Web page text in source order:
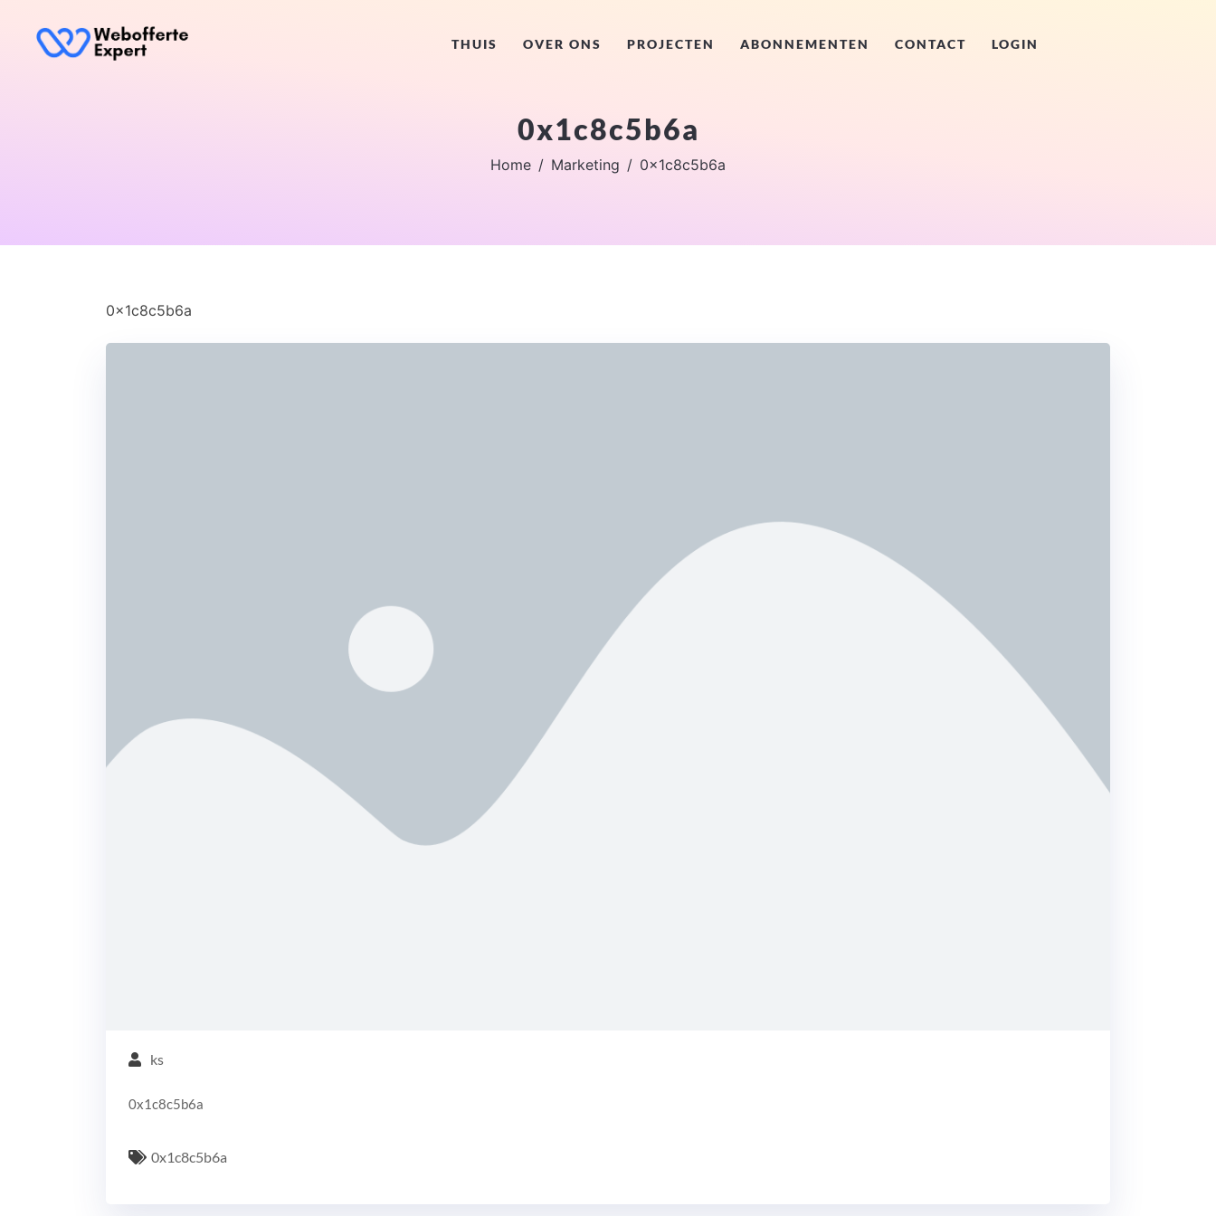
THUIS OVER ONS PROJECTEN ABONNEMENTEN CONTACT LOGIN
0x1c8c5b6a
Home Marketing 0x1c8c5b6a
0x1c8c5b6a
ks
0x1c8c5b6a
0x1c8c5b6a